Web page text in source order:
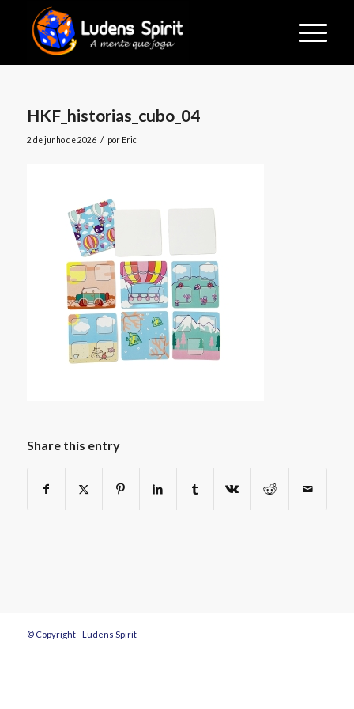
HKF_historias_cubo_04
2 de junho de 2026 / por Eric
Share this entry
© Copyright - Ludens Spirit